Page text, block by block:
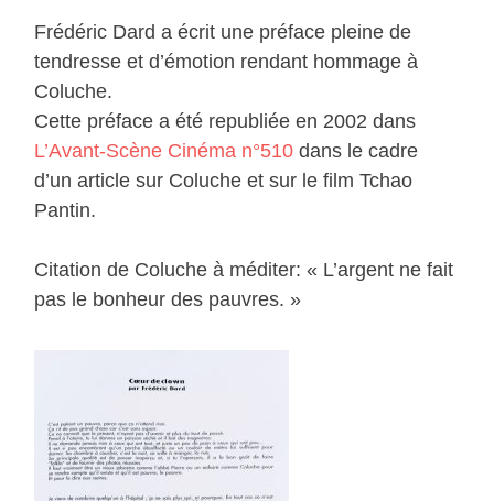
Frédéric Dard a écrit une préface pleine de
tendresse et d’émotion rendant hommage à
Coluche.
Cette préface a été republiée en 2002 dans
L’Avant-Scène Cinéma n°510 dans le cadre
d’un article sur Coluche et sur le film Tchao
Pantin.
Citation de Coluche à méditer: « L’argent ne fait
pas le bonheur des pauvres. »